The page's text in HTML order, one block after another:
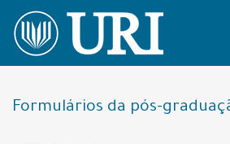
Formulários da pós-